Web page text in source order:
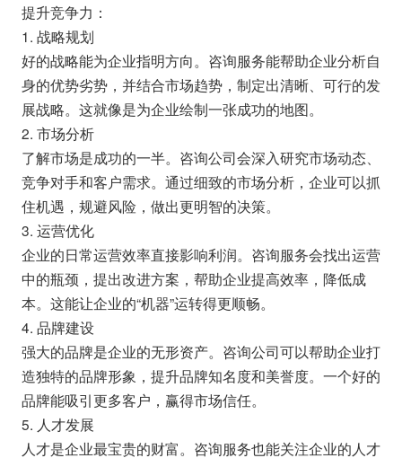
提升竞争力：
1. 战略规划
好的战略能为企业指明方向。咨询服务能帮助企业分析自
身的优势劣势，并结合市场趋势，制定出清晰、可行的发
展战略。这就像是为企业绘制一张成功的地图。
2. 市场分析
了解市场是成功的一半。咨询公司会深入研究市场动态、
竞争对手和客户需求。通过细致的市场分析，企业可以抓
住机遇，规避风险，做出更明智的决策。
3. 运营优化
企业的日常运营效率直接影响利润。咨询服务会找出运营
中的瓶颈，提出改进方案，帮助企业提高效率，降低成
本。这能让企业的“机器”运转得更顺畅。
4. 品牌建设
强大的品牌是企业的无形资产。咨询公司可以帮助企业打
造独特的品牌形象，提升品牌知名度和美誉度。一个好的
品牌能吸引更多客户，赢得市场信任。
5. 人才发展
人才是企业最宝贵的财富。咨询服务也能关注企业的人才